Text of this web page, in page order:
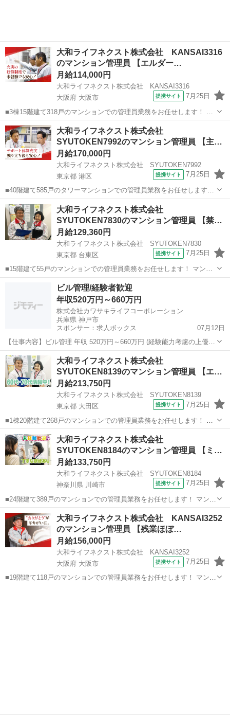
大和ライフネクスト株式会社 KANSAI3316
のマンション管理員 【エルダー…
月給114,000円
大和ライフネクスト株式会社 KANSAI3316
大阪府 大阪市
提携サイト 7月25日
■3棟15階建て318戸のマンションでの管理員業務をお任せします！ マ
ンションにお住まいの方々の快適な暮らしを支える大切な仕事です。
具体的には ・共用部分の清掃（エントランス・エレベーター内・廊
下・階段・ゴミ置場など） ...
大阪 大阪市 マンション管理
大和ライフネクスト株式会社
SYUTOKEN7992のマンション管理員 【主
婦…
月給170,000円
大和ライフネクスト株式会社 SYUTOKEN7992
東京都 港区
提携サイト 7月25日
■40階建て585戸のタワーマンションでの管理員業務をお任せします！
マンションにお住まいの方々の快適な暮らしを支える大切な仕事で
す。 具体的には ・受付業務（来訪者の応対、お住まいのお客様からの
お問い合わせ・ご相談など）...
東京 港区 マンション管理
大和ライフネクスト株式会社
SYUTOKEN7830のマンション管理員 【禁
煙…
月給129,360円
大和ライフネクスト株式会社 SYUTOKEN7830
東京都 台東区
提携サイト 7月25日
■15階建て55戸のマンションでの管理員業務をお任せします！ マンシ
ョンにお住まいの方々の快適な暮らしを支える大切な仕事です。 具体
的には ・受付業務（来訪者の応対、お住まいのお客様からのお問い合
わせ・ご相談など） ・共用...
マンション管理
ビル管理/経験者歓迎
年収520万円～660万円
株式会社カワサキライフコーポレーション
兵庫県 神戸市
スポンサー：求人ボックス
07月12日
【仕事内容】ビル管理 年収 520万円～660万円 (経験能力考慮の上優
遇) 勤務地 兵庫県 仕事内容 同社が請け負う物件にて設備管理業務をご
担当いただきます。 <具体的には> 現場常駐にて管理いただきます。
電気設備、給排水、空...
正社員
大和ライフネクスト株式会社
SYUTOKEN8139のマンション管理員 【エ
ル…
月給213,750円
大和ライフネクスト株式会社 SYUTOKEN8139
東京都 大田区
提携サイト 7月25日
■1棟20階建て268戸のマンションでの管理員業務をお任せします！ マ
ンションにお住まいの方々の快適な暮らしを支える大切な仕事です。
具体的には ・受付業務（来訪者の応対、お住まいのお客様からのお問
い合わせ・ご相談など） ...
東京 大田区 マンション管理
大和ライフネクスト株式会社
SYUTOKEN8184のマンション管理員 【ミ
ド…
月給133,750円
大和ライフネクスト株式会社 SYUTOKEN8184
神奈川県 川崎市
提携サイト 7月25日
■24階建て389戸のマンションでの管理員業務をお任せします！ マンシ
ョンにお住まいの方々の快適な暮らしを支える大切な仕事です。 具体
的には ・受付業務（来訪者の応対、お住まいのお客様からのお問い合
わせ・ご相談など） ・共...
神奈川 川崎市 マンション管理
大和ライフネクスト株式会社 KANSAI3252
のマンション管理員 【残業ほぼ…
月給156,000円
大和ライフネクスト株式会社 KANSAI3252
大阪府 大阪市
提携サイト 7月25日
■19階建て118戸のマンションでの管理員業務をお任せします！ マンシ